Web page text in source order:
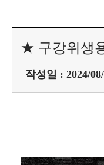
★ 구강위생
작성일 : 2024/